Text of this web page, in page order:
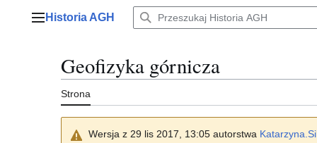
Menu główne
Historia AGH
Geofizyka górnicza
Strona
Wersja z 29 lis 2017, 13:05 autorstwa